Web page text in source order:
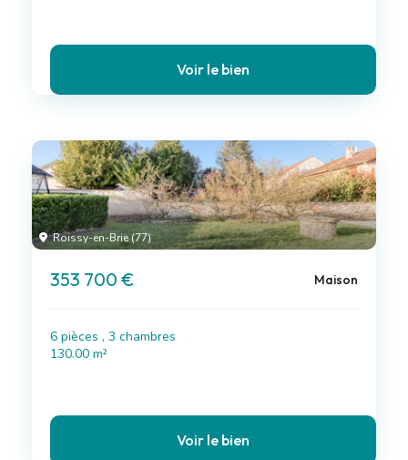
Voir le bien
Roissy-en-Brie (77)
353 700 € Maison
6 pièces , 3 chambres
130.00 m²
Voir le bien